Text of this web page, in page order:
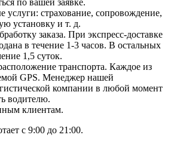
услуги: страхование, сопровождение,
установку и т. д.
заказа. При экспресс-доставке
в течение 1-3 часов. В остальных
1,5 суток.
транспорта. Каждое из
GPS. Менеджер нашей
компании в любой момент
водителю.
клиентам.
с 9:00 до 21:00.